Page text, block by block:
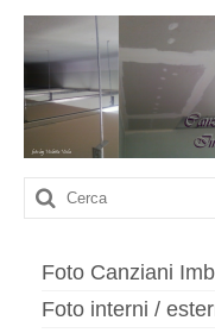
Esterni
Cappotti
Finiture di pregio
Esecuzione
Finti marmi
Stucchi
Cerca:
Foto Canziani
Foto interni /